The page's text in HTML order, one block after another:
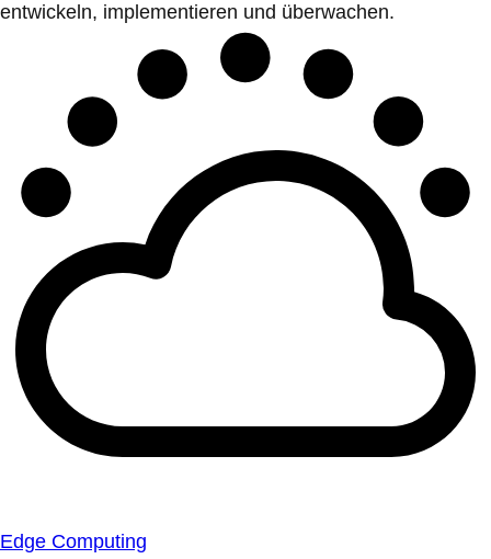
entwickeln, implementieren und überwachen.
Edge Computing